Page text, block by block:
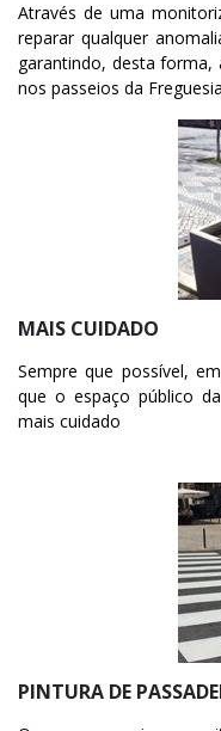
Através de uma
reparar qualquer
garantindo, desta forma,
nos passeios da
MAIS CUIDADO
Sempre que possível,
que o espaço público
mais cuidado
PINTURA DE